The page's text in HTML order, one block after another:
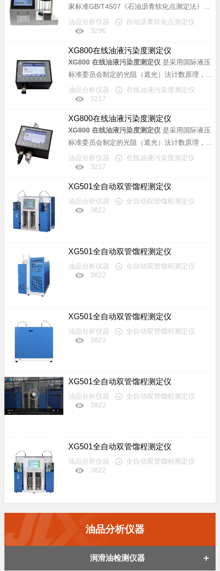
于现场在线快速分析江河湖泊水体、自来水、排
家标准GB/T4507《石油沥青软化点测定法》、
国家交通行业标准JTJ052《公路工程沥青及沥青
混合料试验规程》中T0606《沥青软化点试验
道路石油沥青、煤沥青、液体石油沥青等各类沥
青软化点的测定，是各沥青生产企业，公路、桥
梁建设单位和各相关大专院校、研究机构的优选
仪器。
油品分析仪器
自动沥青软化点测定仪
3296
XG800在线油液污染度测定仪
XG800 在线油液污染度测定仪是采用国际液压
标准委员会制定的光阻（遮光）法计数原理，专
门用于现场在线测量的、油液污染度等级检测装
置。具有体积小、质量轻、检测速度快、精度
的条件下工作。适用于发动机油、齿轮油、变压
器油（即绝缘油）、液压油、润滑油、合成油、
水基类（水基液压油、水乙二醇等）、醇类、酮
类等一切透光溶剂，可广泛应用于航空航天、石
域。
油品分析仪器
在线油液污染度测定仪
3217
XG800在线油液污染度测定仪
XG800 在线油液污染度测定仪是采用国际液压
标准委员会制定的光阻（遮光）法计数原理，专
门用于现场在线测量的、油液污染度等级检测装
置。具有体积小、质量轻、检测速度快、精度
的条件下工作。适用于发动机油、齿轮油、变压
器油（即绝缘油）、液压油、润滑油、合成油、
域。
油品分析仪器
在线油液污染度测定仪
3217
XG501全自动双管馏程测定仪
油品分析仪器
全自动双管馏程测定仪
3822
XG501全自动双管馏程测定仪
油品分析仪器
全自动双管馏程测定仪
3822
XG501全自动双管馏程测定仪
油品分析仪器
全自动双管馏程测定仪
3822
XG501全自动双管馏程测定仪
油品分析仪器
全自动双管馏程测定仪
3822
XG501全自动双管馏程测定仪
油品分析仪器
全自动双管馏程测定仪
3822
油品分析仪器
润滑油检测仪器